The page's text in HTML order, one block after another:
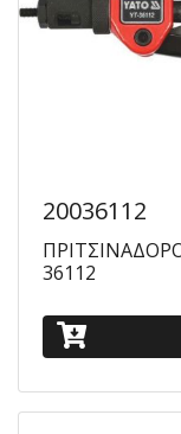
20036112
36112